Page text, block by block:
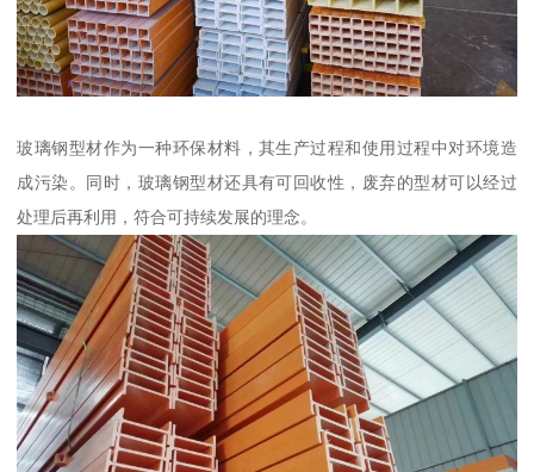
玻璃钢型材作为一种环保材料，其生产过程和使用过程中对环境造
成污染。同时，玻璃钢型材还具有可回收性，废弃的型材可以经过
处理后再利用，符合可持续发展的理念。